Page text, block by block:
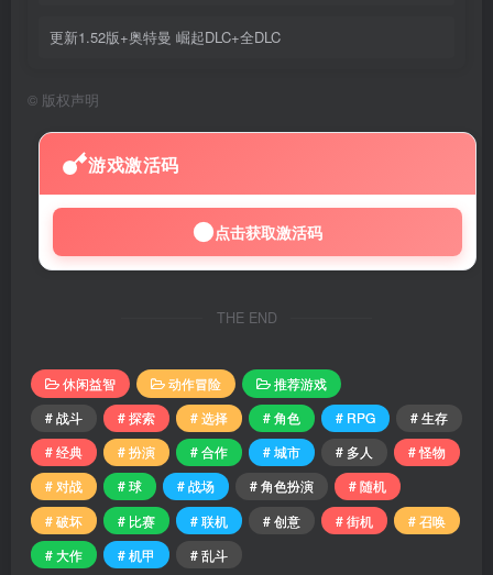
更新1.52版+奥特曼 崛起DLC+全DLC
© 版权声明
游戏激活码
点击获取激活码
THE END
休闲益智 动作冒险
推荐游戏
# 战斗
# 探索 # 选择 # 角色 # RPG
# 生存
# 经典
# 扮演 # 合作 # 城市 # 多人
# 怪物
# 对战
# 球 # 战场 # 角色扮演
# 随机
# 破坏
# 比赛 # 联机 # 创意 # 街机
# 召唤
# 大作
# 机甲 # 乱斗